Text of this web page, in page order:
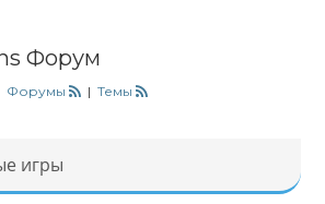
Форум
Форумы | Темы
игры